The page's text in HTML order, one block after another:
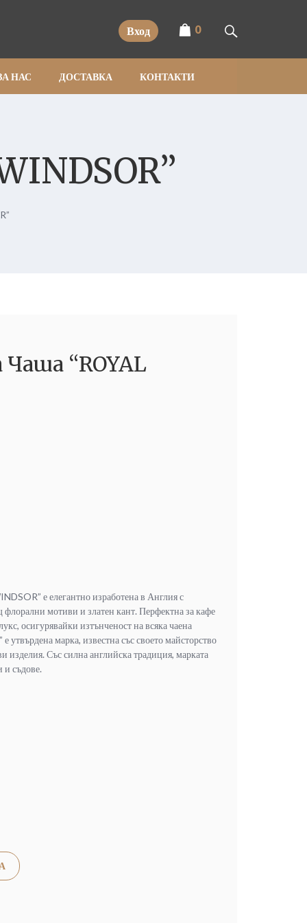
Вход 0
НАС ДОСТАВКА КОНТАКТИ
“ROYAL
е елегантно изработена в Англия с
мотиви и златен кант. Перфектна за кафе
осигурявайки изтънченост на всяка чаена
марка, известна със своето майсторство
изделия. Със силна английска традиция, марката
и съдове.